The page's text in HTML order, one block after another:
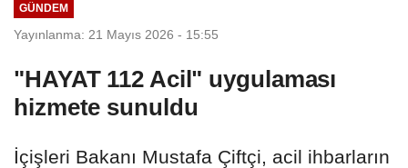
GÜNDEM
Yayınlanma: 21 Mayıs 2026 - 15:55
"HAYAT 112 Acil" uygulaması
hizmete sunuldu
İçişleri Bakanı Mustafa Çiftçi, acil ihbarların